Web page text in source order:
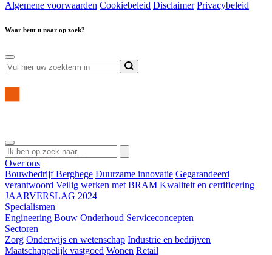
Algemene voorwaarden Cookiebeleid Disclaimer Privacybeleid
Waar bent u naar op zoek?
Over ons
Bouwbedrijf Berghege Duurzame innovatie Gegarandeerd
verantwoord Veilig werken met BRAM Kwaliteit en certificering
JAARVERSLAG 2024
Specialismen
Engineering Bouw Onderhoud Serviceconcepten
Sectoren
Zorg Onderwijs en wetenschap Industrie en bedrijven
Maatschappelijk vastgoed Wonen Retail